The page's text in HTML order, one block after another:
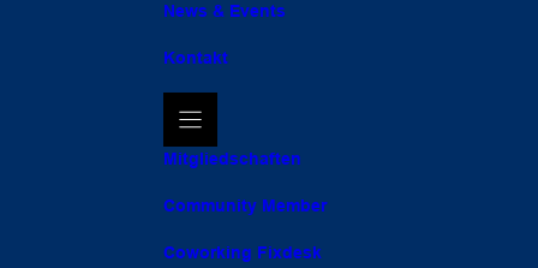
News & Events
Kontakt
Mitgliedschaften
Community Member
Coworking Fixdesk